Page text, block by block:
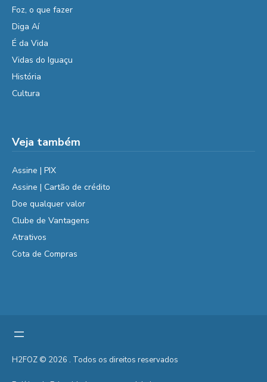
Foz, o que fazer
Diga Aí
É da Vida
Vidas do Iguaçu
História
Cultura
Veja também
Assine | PIX
Assine | Cartão de crédito
Doe qualquer valor
Clube de Vantagens
Atrativos
Cota de Compras
H2FOZ © 2026 . Todos os direitos reservados